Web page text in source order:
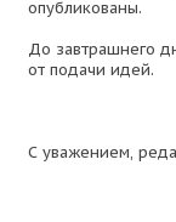
опубликованы.
До завтрашнего
от подачи идей.
С уважением,